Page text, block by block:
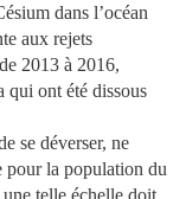
dans l’océan
aux rejets
2013 à 2016,
qui ont été dissous
déverser, ne
pour la population du
telle échelle doit